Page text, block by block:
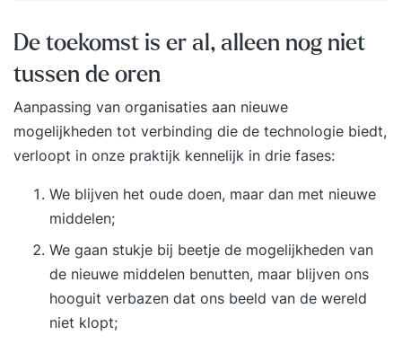
De toekomst is er al, alleen nog niet
tussen de oren
Aanpassing van organisaties aan nieuwe
mogelijkheden tot verbinding die de technologie biedt,
verloopt in onze praktijk kennelijk in drie fases:
We blijven het oude doen, maar dan met nieuwe
middelen;
We gaan stukje bij beetje de mogelijkheden van
de nieuwe middelen benutten, maar blijven ons
hooguit verbazen dat ons beeld van de wereld
niet klopt;